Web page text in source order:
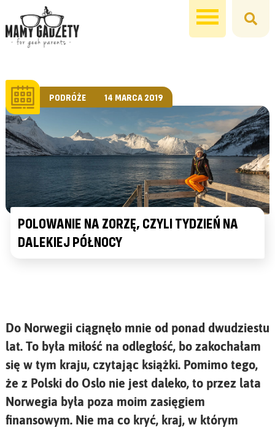
PODRÓŻE 14 MARCA 2019
POLOWANIE NA ZORZĘ, CZYLI TYDZIEŃ NA
DALEKIEJ PÓŁNOCY
Do Norwegii ciągnęło mnie od ponad dwudziestu
lat. To była miłość na odległość, bo zakochałam
się w tym kraju, czytając książki. Pomimo tego,
że z Polski do Oslo nie jest daleko, to przez lata
Norwegia była poza moim zasięgiem
finansowym. Nie ma co kryć, kraj, w którym